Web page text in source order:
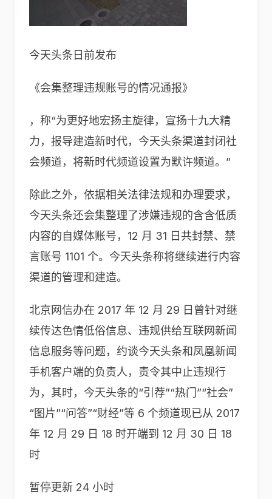
今天头条日前发布
《会集整理违规账号的情况通报》
，称“为更好地宏扬主旋律，宣扬十九大精
力，报导建造新时代，今天头条渠道封闭社
会频道，将新时代频道设置为默许频道。”
除此之外，依据相关法律法规和办理要求，
今天头条还会集整理了涉嫌违规的含含低质
内容的自媒体账号，12 月 31 日共封禁、禁
言账号 1101 个。今天头条称将继续进行内容
渠道的管理和建造。
北京网信办在 2017 年 12 月 29 日曾针对继
续传达色情低俗信息、违规供给互联网新闻
信息服务等问题，约谈今天头条和凤凰新闻
手机客户端的负责人，责令其中止违规行
为，其时，今天头条的“引荐”“热门”“社会”
“图片”“问答”“财经”等 6 个频道现已从 2017
年 12 月 29 日 18 时开端到 12 月 30 日 18
时
暂停更新 24 小时